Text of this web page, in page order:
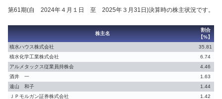
第61期(自 2024年４月１日 至 2025年３月31日)決算時の株主状況です。
株主名
割合
【%】
積水ハウス株式会社
35.81
積水化学工業株式会社
6.74
アルメタックス従業員持株会
4.46
酒井 一
1.63
遠山 和子
1.44
ＪＰモルガン証券株式会社
1.42